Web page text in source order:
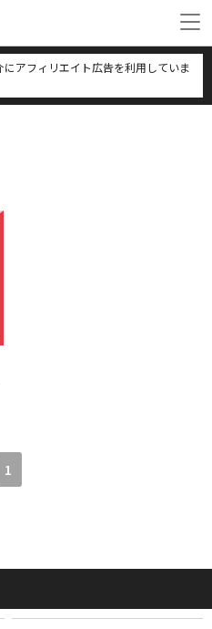
アフィリエイト広告を利用していま
1